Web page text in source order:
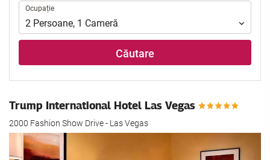
Ocupație
Ocupație
2 Persoane, 1 Cameră
Căutare
Trump International Hotel Las Vegas
2000 Fashion Show Drive - Las Vegas